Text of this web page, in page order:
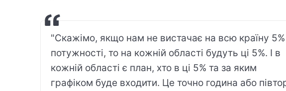
"Скажімо, якщо нам не вистачає на всю країну 5%
потужності, то на кожній області будуть ці 5%. І в
кожній області є план, хто в ці 5% та за яким
графіком буде входити. Це точно година або